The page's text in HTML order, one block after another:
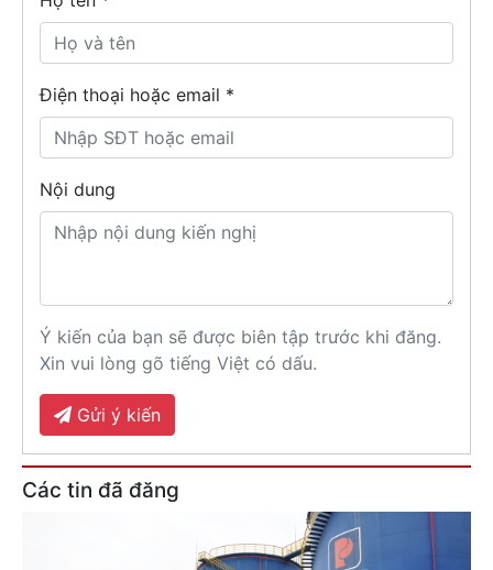
Điện thoại hoặc email *
Nội dung
Ý kiến của bạn sẽ được biên tập trước khi đăng.
Xin vui lòng gõ tiếng Việt có dấu.
Gửi ý kiến
Các tin đã đăng